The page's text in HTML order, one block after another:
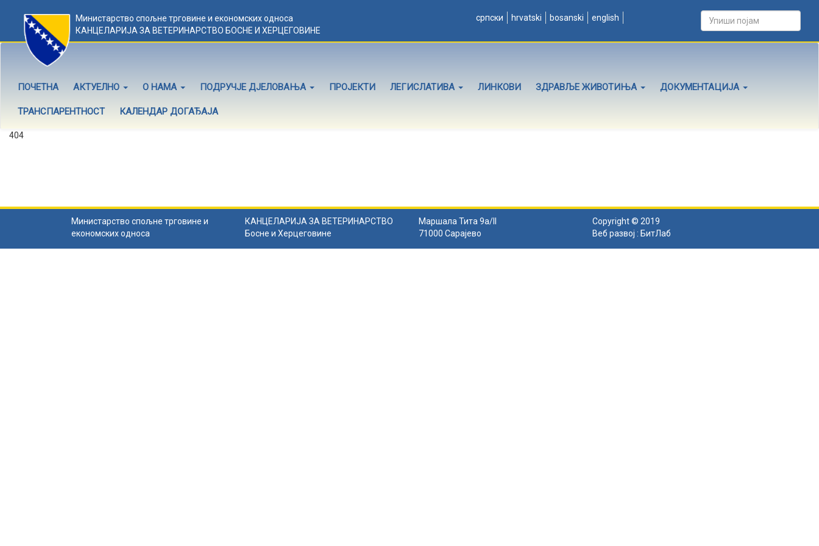
Министарство спољне трговине и економских односа
КАНЦЕЛАРИЈА ЗА ВЕТЕРИНАРСТВО БОСНЕ И ХЕРЦЕГОВИНЕ
српски hrvatski bosanski english
ПОЧЕТНА АКТУЕЛНО О НАМА ПОДРУЧЈЕ ДЈЕЛОВАЊА ПРОЈЕКТИ ЛЕГИСЛАТИВА ЛИНКОВИ ЗДРАВЉЕ ЖИВОТИЊА ДОКУМЕНТАЦИЈА
ТРАНСПАРЕНТНОСТ КАЛЕНДАР ДОГАЂАЈА
404
Министарство спољне трговине и
економских односа
КАНЦЕЛАРИЈА ЗА ВЕТЕРИНАРСТВО
Босне и Херцеговине
Маршала Тита 9а/II
71000 Сарајево
Copyright © 2019
Веб развој : БитЛаб